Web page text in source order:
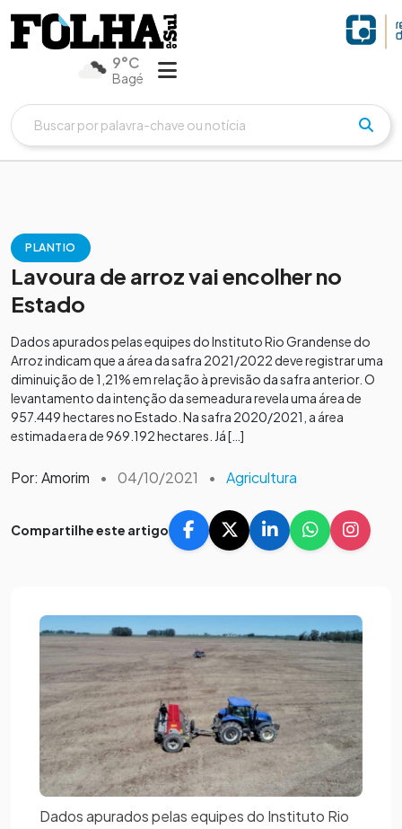
9°C
Bagé
PLANTIO
Lavoura de arroz vai encolher no
Estado
Dados apurados pelas equipes do Instituto Rio Grandense do
Arroz indicam que a área da safra 2021/2022 deve registrar uma
diminuição de 1,21% em relação à previsão da safra anterior. O
levantamento da intenção da semeadura revela uma área de
957.449 hectares no Estado. Na safra 2020/2021, a área
estimada era de 969.192 hectares. Já […]
Por: Amorim • 04/10/2021 • Agricultura
Compartilhe este artigo
Dados apurados pelas equipes do Instituto Rio